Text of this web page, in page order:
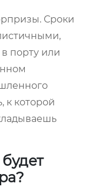
Сроки
порту или
к которой